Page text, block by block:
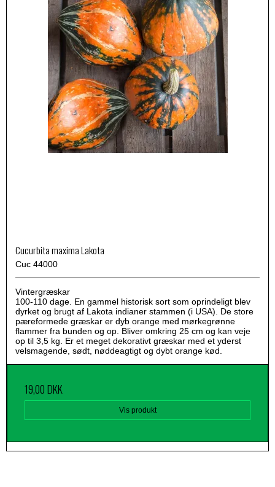
Cucurbita maxima Lakota
Cuc 44000
Vintergræskar
100-110 dage. En gammel historisk sort som oprindeligt blev
dyrket og brugt af Lakota indianer stammen (i USA). De store
pæreformede græskar er dyb orange med mørkegrønne
flammer fra bunden og op. Bliver omkring 25 cm og kan veje
op til 3,5 kg. Er et meget dekorativt græskar med et yderst
velsmagende, sødt, nøddeagtigt og dybt orange kød.
19,00 DKK
Vis produkt